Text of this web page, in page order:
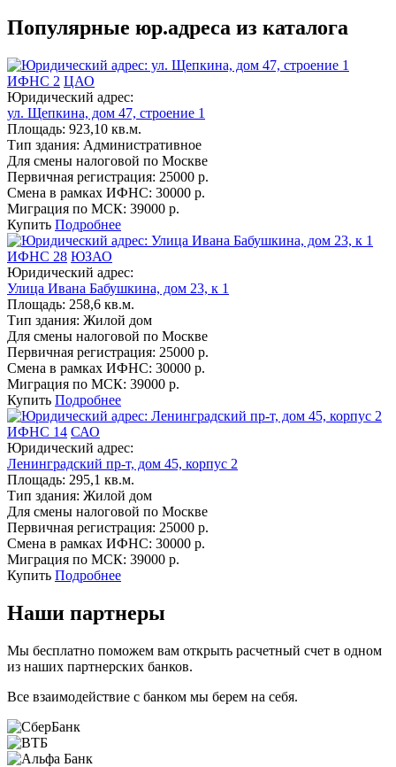
Популярные юр.адреса из каталога
ИФНС 2 ЦАО
Юридический адрес:
ул. Щепкина, дом 47, строение 1
Площадь: 923,10 кв.м.
Тип здания: Административное
Для смены налоговой по Москве
Первичная регистрация: 25000 р.
Смена в рамках ИФНС: 30000 р.
Миграция по МСК: 39000 р.
Купить Подробнее
ИФНС 28 ЮЗАО
Юридический адрес:
Улица Ивана Бабушкина, дом 23, к 1
Площадь: 258,6 кв.м.
Тип здания: Жилой дом
Для смены налоговой по Москве
Первичная регистрация: 25000 р.
Смена в рамках ИФНС: 30000 р.
Миграция по МСК: 39000 р.
Купить Подробнее
ИФНС 14 САО
Юридический адрес:
Ленинградский пр-т, дом 45, корпус 2
Площадь: 295,1 кв.м.
Тип здания: Жилой дом
Для смены налоговой по Москве
Первичная регистрация: 25000 р.
Смена в рамках ИФНС: 30000 р.
Миграция по МСК: 39000 р.
Купить Подробнее
Наши партнеры
Мы бесплатно поможем вам открыть расчетный счет в одном
из наших партнерских банков.
Все взаимодействие с банком мы берем на себя.